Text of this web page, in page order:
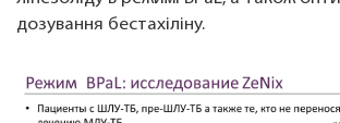
дозування бестахіліну.